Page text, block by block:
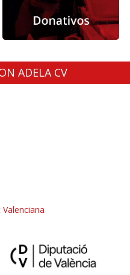
ADELA CV